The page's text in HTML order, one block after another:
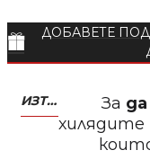
ДОБАВЕТЕ
ИЗТЕГЛЕТЕ МОБИЛНО ПРИЛОЖЕНИЕ ZASALONA За
хилядите